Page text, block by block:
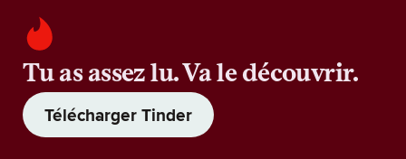
Tu as assez lu. Va le découvrir.
Télécharger Tinder